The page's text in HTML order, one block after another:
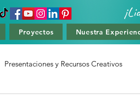
Proyectos Nuestra
Presentaciones y Recursos Creativos